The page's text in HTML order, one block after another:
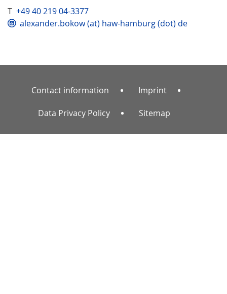
T +49 40 219 04-3377
alexander.bokow (at) haw-hamburg (dot) de
Contact information Imprint
Data Privacy Policy Sitemap